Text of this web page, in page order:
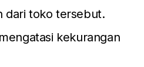
dari toko tersebut.
kekurangan